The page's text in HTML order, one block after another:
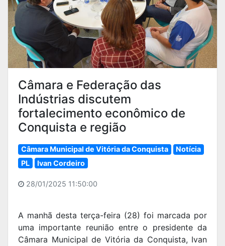
Câmara e Federação das
Indústrias discutem
fortalecimento econômico de
Conquista e região
Câmara Municipal de Vitória da Conquista
Notícia
PL
Ivan Cordeiro
28/01/2025 11:50:00
A manhã desta terça-feira (28) foi marcada por
uma importante reunião entre o presidente da
Câmara Municipal de Vitória da Conquista, Ivan